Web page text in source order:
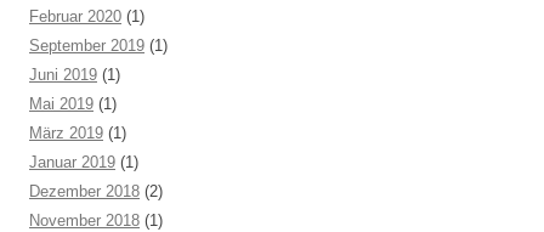
Februar 2020 (1)
September 2019 (1)
Juni 2019 (1)
Mai 2019 (1)
März 2019 (1)
Januar 2019 (1)
Dezember 2018 (2)
November 2018 (1)